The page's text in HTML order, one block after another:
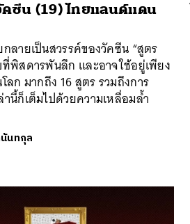
ซีน (19) ไทยแลนด์แดน
กลายเป็นสวรรค์ของวัคซีน “สูตร
พิสดารพันลึก และอาจใช้อยู่เพียง
ลก มากถึง 16 สูตร รวมถึงการ
านี้ก็เต็มไปด้วยความเหลื่อมล้ำ
นทกุล